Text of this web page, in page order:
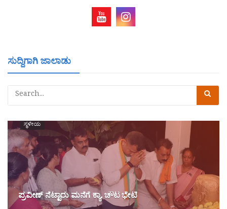
ಸುದ್ದಿಗಾಗಿ ಜಾಲಾಡು
ಸ್ಥಳೀಯ
ಪ್ರವೀಣ್ ನೆಟ್ಟಾರು ಮನೆಗೆ ಕ್ಯಾ. ಚೌಟ ಭೇಟಿ